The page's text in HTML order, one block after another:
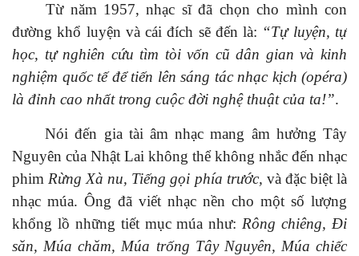
Từ năm 1957,nhạc sĩ đã chọncho mìnhcon
đường khổ luyện vàcái đích sẽ đếnlà: “Tự luyện, tự
học, tự nghiên cứu tìm tòi vốn cũ dân gian và kinh
nghiệm quốc tế để tiến lên sáng tác nhạc kịch (opéra)
là đỉnh cao nhất trong cuộc đời nghệ thuật của ta!”.
Nói đến gia tài âm nhạc mang âm hưởng Tây
Nguyên của Nhật Lai không thể không nhắc đến nhạc
phimRừng Xà nu, Tiếng gọi phía trước, và đặc biệt là
nhạc múa. Ông đã viết nhạc nền cho một số lượng
khổng lồ những tiết mục múa như:Rông chiêng, Đi
săn, Múa chăm, Múa trống Tây Nguyên, Múa chiếc